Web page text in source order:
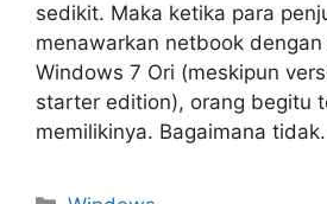
sedikit. Maka ketika para
menawarkan netbook
Windows 7 Ori (meskipun
starter edition), orang begitu
memilikinya. Bagaimana